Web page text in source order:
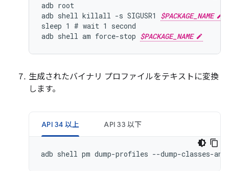
adb root
adb shell killall -s SIGUSR1 $PACKAGE_NAME
sleep 1 # wait 1 second
adb shell am force-stop $PACKAGE_NAME
生成されたバイナリ プロファイルをテキストに変換
します。
API 34 以上 API 33 以下
adb shell pm dump-profiles --dump-classes-